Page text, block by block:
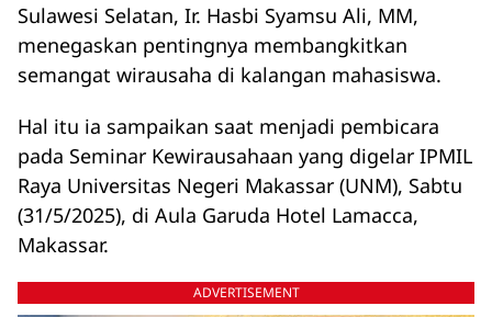
Sulawesi Selatan, Ir. Hasbi Syamsu Ali, MM,
menegaskan pentingnya membangkitkan
semangat wirausaha di kalangan mahasiswa.
Hal itu ia sampaikan saat menjadi pembicara
pada Seminar Kewirausahaan yang digelar IPMIL
Raya Universitas Negeri Makassar (UNM), Sabtu
(31/5/2025), di Aula Garuda Hotel Lamacca,
Makassar.
ADVERTISEMENT